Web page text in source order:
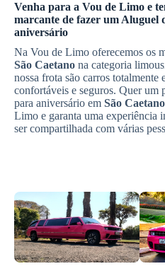
Venha para a Vou de Limo e
marcante de fazer um Aluguel
aniversário
Na Vou de Limo oferecemos os
São Caetano na categoria
nossa frota são carros totalmente
confortáveis e seguros. Quer um
para aniversário em São Caetano
Limo e garanta uma experiência
ser compartilhada com várias